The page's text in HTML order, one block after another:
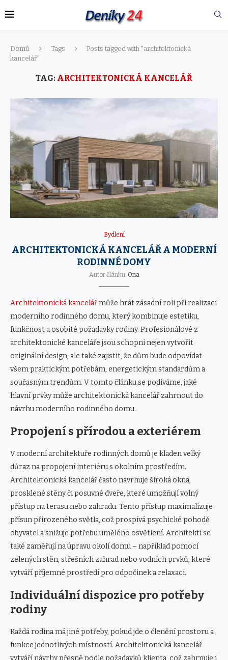
Domů Tags
Posts tagged with "architektonická
kancelář"
TAG: ARCHITEKTONICKÁ KANCELÁŘ
Bydlení
ARCHITEKTONICKÁ KANCELÁŘ A MODERNÍ
RODINNÉ DOMY
Autor článku: Ona
Architektonická kancelářmůže hrát zásadní roli při realizaci
moderního rodinného domu, který kombinuje estetiku,
funkčnost a osobité požadavky rodiny. Profesionálové z
architektonické kanceláře jsou schopni nejen vytvořit
originální design, ale také zajistit, že dům bude odpovídat
všem praktickým potřebám, energetickým standardům a
současným trendům. V tomto článku se podíváme, jaké
hlavní prvky může architektonická kancelář zahrnout do
návrhu moderního rodinného domu.
Propojení s přírodou a exteriérem
V moderní architektuře rodinných domů je kladen velký
důraz na propojení interiéru s okolním prostředím.
Architektonická kancelář často navrhuje široká okna,
prosklené stěny či posuvné dveře, které umožňují volný
přístup na terasu nebo zahradu. Tento přístup maximalizuje
přísun přirozeného světla, což prospívá psychické pohodě
obyvatel a snižuje potřebu umělého osvětlení. Architekti se
také zaměřují na úpravu okolí domu – například pomocí
zelených stěn, střešních zahrad nebo vodních prvků, které
vytváří příjemné prostředí pro odpočinek a relaxaci.
Individuální dispozice pro potřeby
rodiny
Každá rodina má jiné potřeby, pokud jde o členění prostoru a
funkce jednotlivých místností. Architektonická kancelář
vytváří návrhy přesně podle požadavků klienta, což zahrnuje i